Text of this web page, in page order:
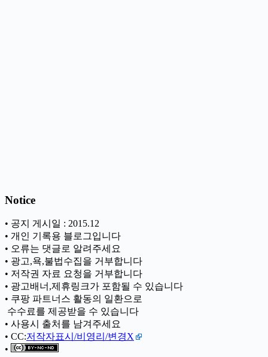
Notice
• 공지 게시일 : 2015.12
• 개인 기록용 블로그입니다
• 오류는 댓글로 알려주세요
• 광고,욕,불법수집을 거부합니다
• 저작권 자료 요청을 거부합니다
• 광고배너,제휴링크가 포함될 수 있습니다
• 쿠팡 파트너스 활동의 일환으로
ㅤ 수수료를 제공받을 수 있습니다
• 사용시 출처를 남겨주세요
• CC:저작자표시/비영리/변경X
•